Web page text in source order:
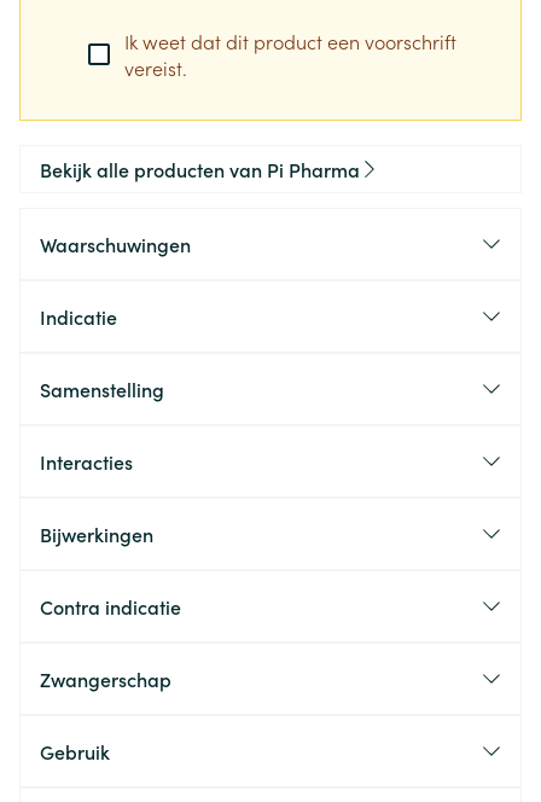
Ik weet dat dit product een voorschrift
vereist.
Bekijk alle producten van Pi Pharma
Waarschuwingen
Indicatie
Samenstelling
Interacties
Bijwerkingen
Contra indicatie
Zwangerschap
Gebruik